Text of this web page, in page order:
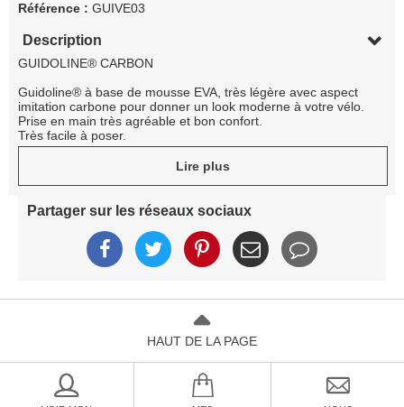
Référence : GUIVE03
Description
GUIDOLINE® CARBON
Guidoline® à base de mousse EVA, très légère avec aspect
imitation carbone pour donner un look moderne à votre vélo.
Prise en main très agréable et bon confort.
Très facile à poser.
Origine Assemblé en France
74 g (la paire)
Lire plus
Partager sur les réseaux sociaux
HAUT DE LA PAGE